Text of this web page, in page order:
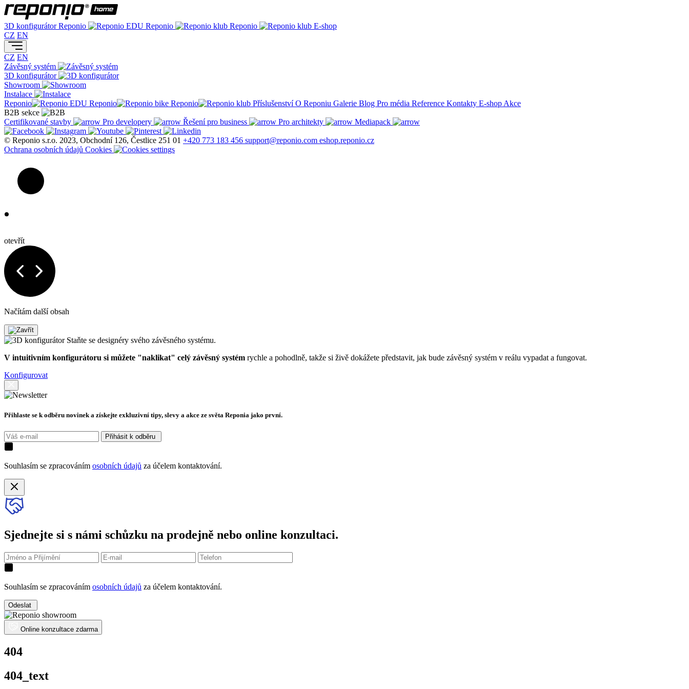
3D konfigurátorReponio Reponio Reponio
E-shop
CZ EN
CZ EN
Závěsný systém
3D konfigurátor
Showroom
Instalace
Reponio
Reponio Reponio PříslušenstvíO Reponiu Galerie Blog Pro média Reference Kontakty E-shop Akce
B2B sekce
Certifikované stavby
Pro developery Řešení pro business Pro architekty Mediapack
© Reponio s.r.o. 2023, Obchodní 126, Čestlice 251 01 +420 773 183 456 support@reponio.com eshop.reponio.cz
Ochrana osobních údajů Cookies
otevřít
Načítám další obsah
Staňte se designéry svého závěsného systému.
V intuitivním konfigurátoru si můžete "naklikat" celý závěsný systém rychle a pohodlně, takže si živě dokážete představit, jak bude závěsný systém v reálu vypadat a fungovat.
Konfigurovat
Přihlaste se k odběru novinek a získejte exkluzivní tipy, slevy a akce ze světa Reponia jako první.
Přihásit k odběru
Souhlasím se zpracováním osobních údajů za účelem kontaktování.
Sjednejte si s námi schůzku na prodejně nebo online konzultaci.
Souhlasím se zpracováním osobních údajů za účelem kontaktování.
Odeslat
Online konzultace zdarma
404
404_text